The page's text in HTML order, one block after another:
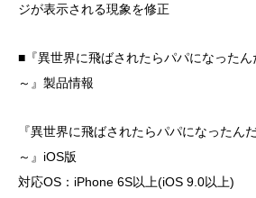
ジが表示される現象を修正
■『異世界に飛ばされたらパパになった
～』製品情報
『異世界に飛ばされたらパパになったん
～』iOS版
対応OS：iPhone 6S以上(iOS 9.0以上)